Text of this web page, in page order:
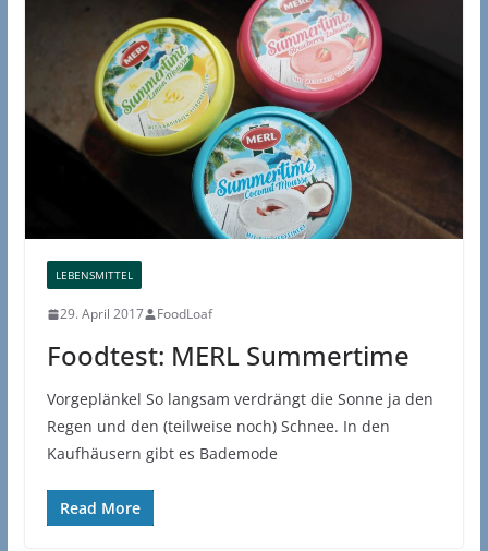
LEBENSMITTEL
29. April 2017 FoodLoaf
Foodtest: MERL Summertime
Vorgeplänkel So langsam verdrängt die Sonne ja den
Regen und den (teilweise noch) Schnee. In den
Kaufhäusern gibt es Bademode
Read More